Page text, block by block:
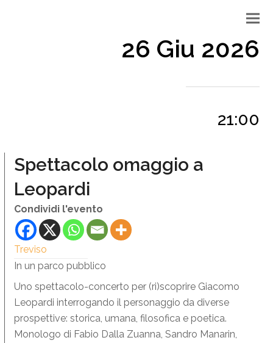
26 Giu 2026
21:00
Spettacolo omaggio a
Leopardi
Condividi l'evento
Treviso
In un parco pubblico
Uno spettacolo-concerto per (ri)scoprire Giacomo
Leopardi interrogando il personaggio da diverse
prospettive: storica, umana, filosofica e poetica.
Monologo di Fabio Dalla Zuanna, Sandro Manarin,